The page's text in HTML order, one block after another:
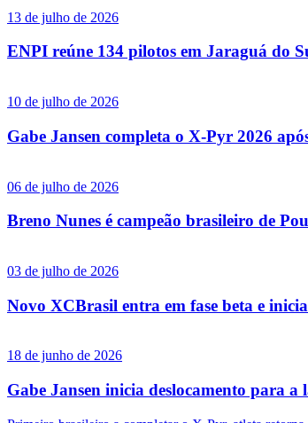
13 de julho de 2026
ENPI reúne 134 pilotos em Jaraguá do
10 de julho de 2026
Gabe Jansen completa o X-Pyr 2026
06 de julho de 2026
Breno Nunes é campeão brasileiro de
03 de julho de 2026
Novo XCBrasil entra em fase beta e
18 de junho de 2026
Gabe Jansen inicia deslocamento para